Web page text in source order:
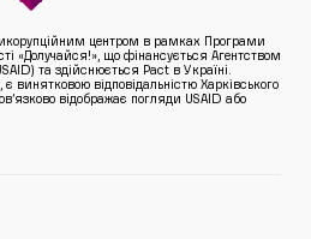
центром в рамках Програми
«Долучайся!», що фінансується Агентством
та здійснюється Pact в Україні.
винятковою відповідальністю Харківського
відображає погляди USAID або